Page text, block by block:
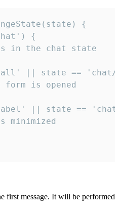
{
{
in the chat state
|| state ==
form is opened
|| state ==
minimized
first message. It will be performed